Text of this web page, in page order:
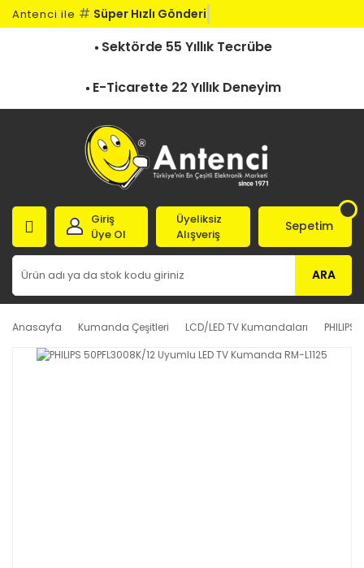
Antenci ile # Süper Hızlı Gönderi
Sektörde 55 Yıllık Tecrübe
E-Ticarette 22 Yıllık Deneyim
ARA
Giriş
Üye Ol
Üyeliksiz
Alışveriş
Sepetim
Anasayfa Kumanda Çeşitleri LCD/LED TV Kumandaları PHILIPS